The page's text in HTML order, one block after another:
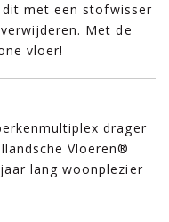
met een stofwisser
Met de
vloer!
drager
Vloeren®
lang woonplezier